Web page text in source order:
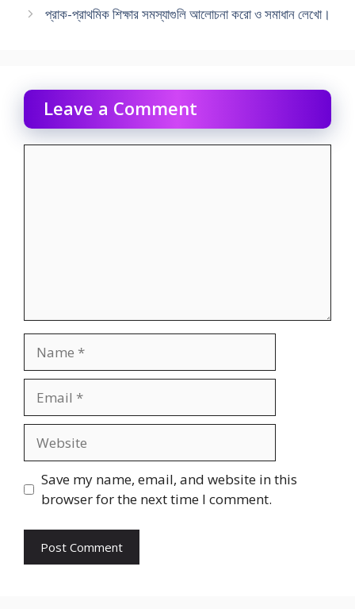
প্রাক-প্রাথমিক শিক্ষার সমস্যাগুলি আলােচনা করো ও সমাধান লেখো।
Leave a Comment
Save my name, email, and website in this
browser for the next time I comment.